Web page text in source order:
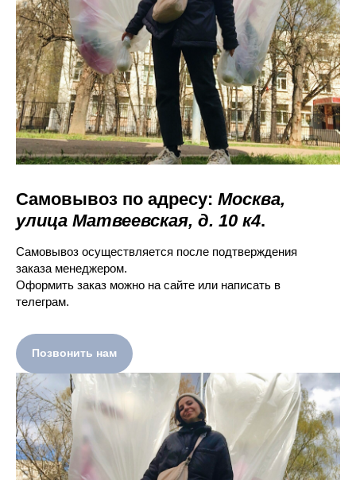
Самовывоз по адресу: Москва,
улица Матвеевская, д. 10 к4.
Самовывоз осуществляется после подтверждения
заказа менеджером.
Оформить заказ можно на сайте или написать в
телеграм.
Позвонить нам